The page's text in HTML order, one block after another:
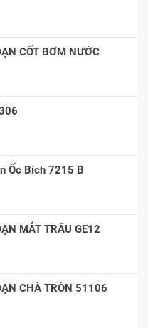
CỐT BƠM NƯỚC
Ốc Bích 7215 B
MẮT TRÂU GE12
CHÀ TRÒN 51106